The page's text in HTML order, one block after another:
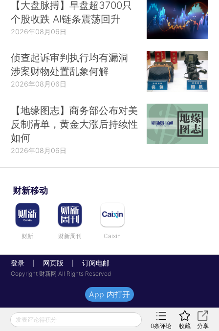
【大盘脉搏】早盘超3700只
个股收跌 AI链条震荡回升
2026年08月06日
侦查起诉审判执行均有漏洞
涉案财物处置乱象何解
2026年08月06日
【地缘图志】商务部公布对美
反制清单，黄金大涨后持续性
如何
2026年08月06日
财新移动
财新 财新周刊 Caixin
登录 网页版 订阅电邮
Copyright 财新网 All Rights Reserved
发表评论得积分
0条评论 收藏 分享
App 内打开